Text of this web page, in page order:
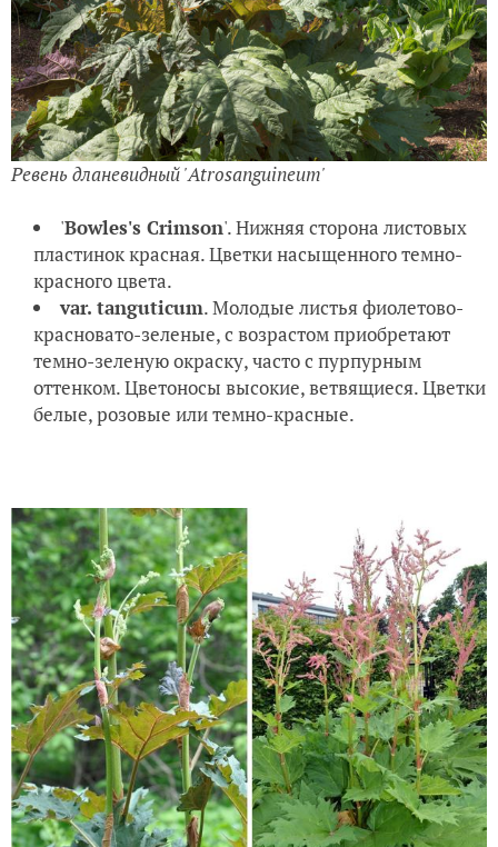
Ревень дланевидный 'Atrosanguineum'
'Bowles's Crimson'. Нижняя сторона листовых
пластинок красная. Цветки насыщенного темно-
красного цвета.
var. tanguticum. Молодые листья фиолетово-
красновато-зеленые, с возрастом приобретают
темно-зеленую окраску, часто с пурпурным
оттенком. Цветоносы высокие, ветвящиеся. Цветки
белые, розовые или темно-красные.